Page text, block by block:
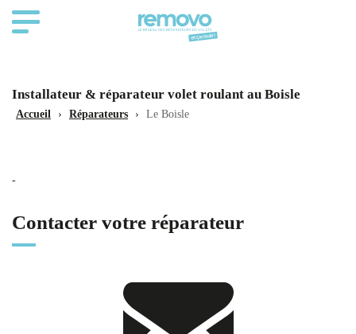
Installateur & réparateur volet roulant au Boisle
Accueil › Réparateurs › Le Boisle
-
Contacter votre réparateur